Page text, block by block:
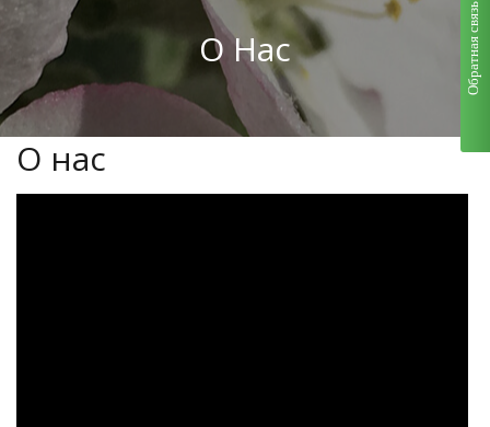
О Нас
О нас
Обратная связь